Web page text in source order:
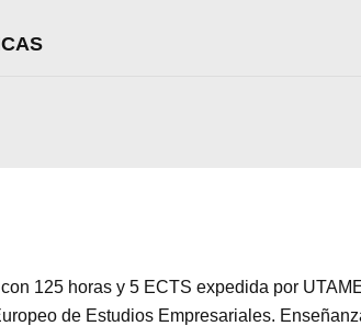
125 horas y 5 ECTS expedida por
de Estudios Empresariales.